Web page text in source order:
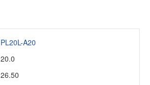
PL20L-A20
20.0
26.50